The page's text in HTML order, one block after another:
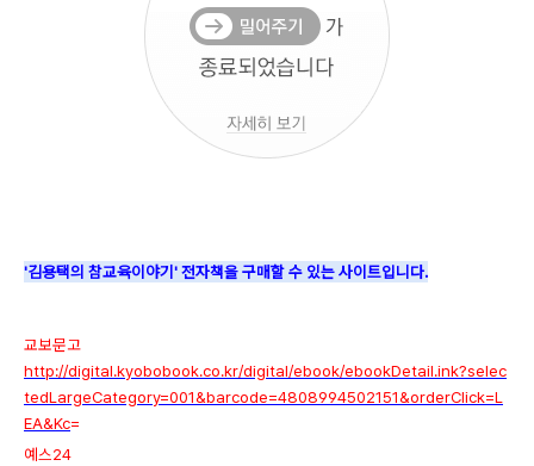
'김용택의 참교육이야기'전자책을 구매할 수 있는 사이트입니다.
교보문고
http://digital.kyobobook.co.kr/digital/ebook/ebookDetail.ink?selec
tedLargeCategory=001&barcode=4808994502151&orderClick=L
EA&Kc=
예스24